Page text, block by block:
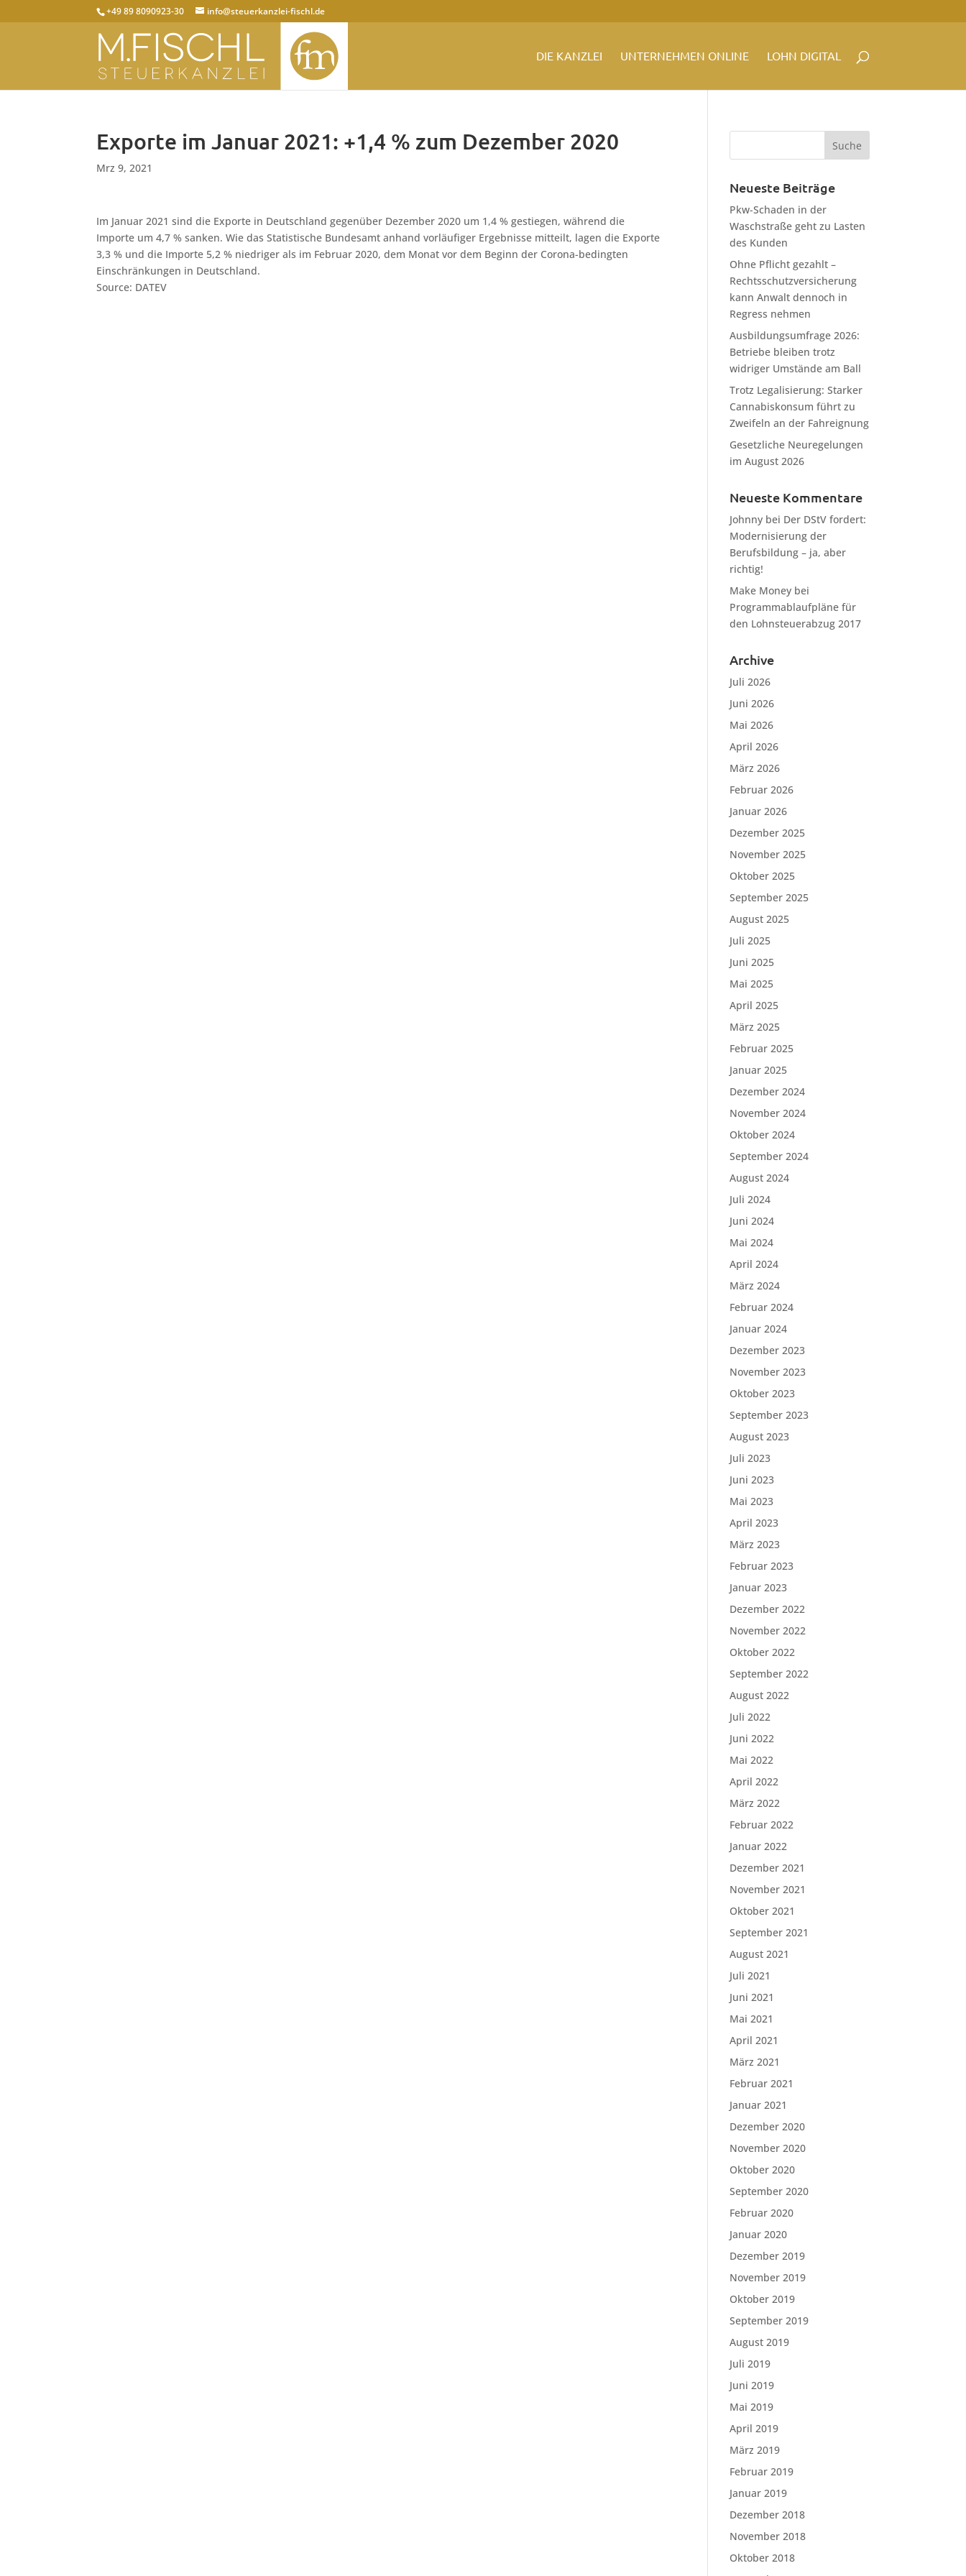
+49 89 8090923-30 info@steuerkanzlei-fischl.de
DIE KANZLEI UNTERNEHMEN ONLINE LOHN DIGITAL
Exporte im Januar 2021: +1,4 % zum Dezember 2020
Mrz 9, 2021
Im Januar 2021 sind die Exporte in Deutschland gegenüber Dezember 2020 um 1,4 % gestiegen, während die
Importe um 4,7 % sanken. Wie das Statistische Bundesamt anhand vorläufiger Ergebnisse mitteilt, lagen die Exporte
3,3 % und die Importe 5,2 % niedriger als im Februar 2020, dem Monat vor dem Beginn der Corona-bedingten
Einschränkungen in Deutschland.
Source: DATEV
Neueste Beiträge
Pkw-Schaden in der
Waschstraße geht zu Lasten
des Kunden
Ohne Pflicht gezahlt –
Rechtsschutzversicherung
kann Anwalt dennoch in
Regress nehmen
Ausbildungsumfrage 2026:
Betriebe bleiben trotz
widriger Umstände am Ball
Trotz Legalisierung: Starker
Cannabiskonsum führt zu
Zweifeln an der Fahreignung
Gesetzliche Neuregelungen
im August 2026
Neueste Kommentare
Johnny bei Der DStV fordert:
Modernisierung der
Berufsbildung – ja, aber
richtig!
Make Money bei
Programmablaufpläne für
den Lohnsteuerabzug 2017
Archive
Juli 2026
Juni 2026
Mai 2026
April 2026
März 2026
Februar 2026
Januar 2026
Dezember 2025
November 2025
Oktober 2025
September 2025
August 2025
Juli 2025
Juni 2025
Mai 2025
April 2025
März 2025
Februar 2025
Januar 2025
Dezember 2024
November 2024
Oktober 2024
September 2024
August 2024
Juli 2024
Juni 2024
Mai 2024
April 2024
März 2024
Februar 2024
Januar 2024
Dezember 2023
November 2023
Oktober 2023
September 2023
August 2023
Juli 2023
Juni 2023
Mai 2023
April 2023
März 2023
Februar 2023
Januar 2023
Dezember 2022
November 2022
Oktober 2022
September 2022
August 2022
Juli 2022
Juni 2022
Mai 2022
April 2022
März 2022
Februar 2022
Januar 2022
Dezember 2021
November 2021
Oktober 2021
September 2021
August 2021
Juli 2021
Juni 2021
Mai 2021
April 2021
März 2021
Februar 2021
Januar 2021
Dezember 2020
November 2020
Oktober 2020
September 2020
Februar 2020
Januar 2020
Dezember 2019
November 2019
Oktober 2019
September 2019
August 2019
Juli 2019
Juni 2019
Mai 2019
April 2019
März 2019
Februar 2019
Januar 2019
Dezember 2018
November 2018
Oktober 2018